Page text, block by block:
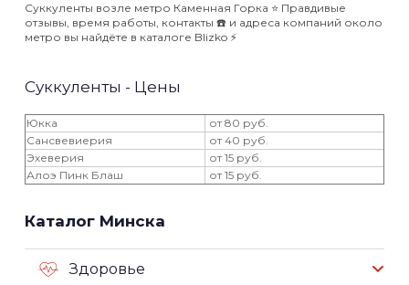
Суккуленты возле метро Каменная Горка ⭐️ Правдивые
отзывы, время работы, контакты ☎️ и адреса компаний около
метро вы найдёте в каталоге Blizko ⚡️
Суккуленты - Цены
Юкка
от 80 руб.
Cансвевиерия
от 40 руб.
Эхеверия
от 15 руб.
Алоэ Пинк Блаш
от 15 руб.
Каталог Минска
Здоровье